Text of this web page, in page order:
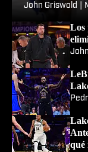
Giannis
John Griswold
Los
qué